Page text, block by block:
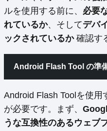
ルを使用する前に、 必要
れているか、そしてデバ
ックされているか確認す
Android Flash Tool の準
Android Flash Toolを使
が必要です。まず、
うな互換性のあるウェブ